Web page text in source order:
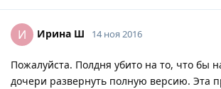
И Ирина Ш 14 ноя 2016
Пожалуйста. Полдня убито на то, что бы
дочери развернуть полную версию. Эта